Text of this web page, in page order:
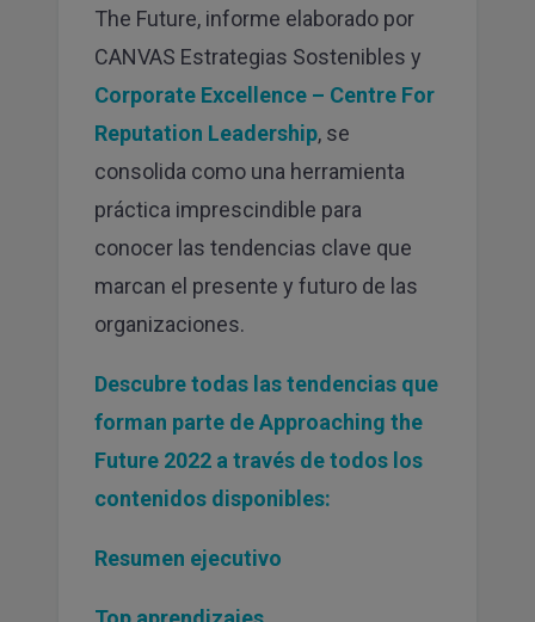
The Future, informe elaborado por
CANVAS Estrategias Sostenibles y
Corporate Excellence – Centre For
Reputation Leadership , se
consolida como una herramienta
práctica imprescindible para
conocer las tendencias clave que
marcan el presente y futuro de las
organizaciones.
Descubre todas las tendencias que
forman parte de Approaching the
Future 2022 a través de todos los
contenidos disponibles:
Resumen ejecutivo
Top aprendizajes